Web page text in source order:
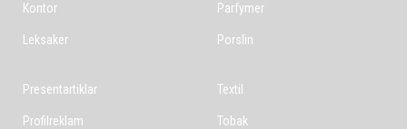
Kontor
Leksaker
Parfymer
Porslin
Presentartiklar
Profilreklam
Textil
Tobak